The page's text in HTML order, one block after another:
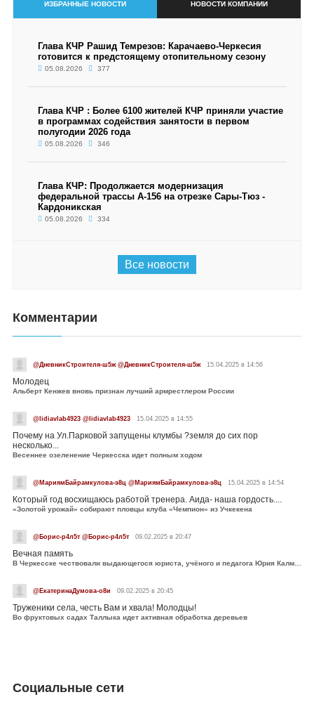
ИЗБРАННЫЕ НОВОСТИ НОВОСТИ КОМПАНИИ
Глава КЧР Рашид Темрезов: Карачаево-Черкесия
готовится к предстоящему отопительному сезону
05.08.2026 377
Глава КЧР : Более 6100 жителей КЧР приняли участие
в программах содействия занятости в первом
полугодии 2026 года
05.08.2026 346
Глава КЧР: Продолжается модернизация
федеральной трассы А-156 на отрезке Сары-Тюз -
Кардоникская
05.08.2026 334
Все новости
Комментарии
@ДневникСтроителя-ш5ж @ДневникСтроителя-ш5ж 15.04.2025 в 14:56
Молодец
Альберт Кенжев вновь признан лучший армрестлером России
@lidiavlab4923 @lidiavlab4923 15.04.2025 в 14:55
Почему на Ул.Парковой запущены клумбы ?земля до сих пор
несколько...
Весеннее озеленение Черкесска идет полным ходом
@МариямБайрамкулова-э8ц @МариямБайрамкулова-э8ц 15.04.2025 в 14:54
Который год восхищаюсь работой тренера. Аида- наша гордость....
«Золотой урожай» собирают пловцы клуба «Чемпион» из Учкекена
@Борис-р4л5т @Борис-р4л5т 09.02.2025 в 20:47
Вечная память
В Черкесске чествовали выдающегося юриста, учёного и педагога Юрия Калмыкова
@ЕкатеринаДумова-о8и 09.02.2025 в 20:45
Труженики села, честь Вам и хвала! Молодцы!
Во фруктовых садах Таллыка идет активная обработка деревьев
Социальные сети